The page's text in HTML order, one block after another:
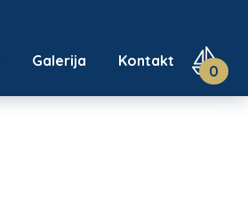
Galerija Kontakt
0